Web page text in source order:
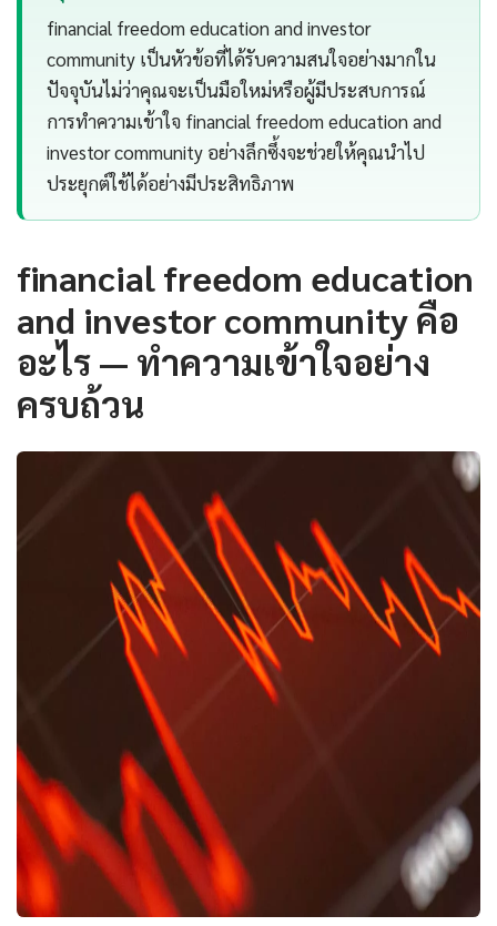
financial freedom education and investor
community เป็นหัวข้อที่ได้รับความสนใจอย่างมากใน
ปัจจุบันไม่ว่าคุณจะเป็นมือใหม่หรือผู้มีประสบการณ์
การทำความเข้าใจ financial freedom education and
investor community อย่างลึกซึ้งจะช่วยให้คุณนำไป
ประยุกต์ใช้ได้อย่างมีประสิทธิภาพ
financial freedom education
and investor community คือ
อะไร — ทำความเข้าใจอย่าง
ครบถ้วน